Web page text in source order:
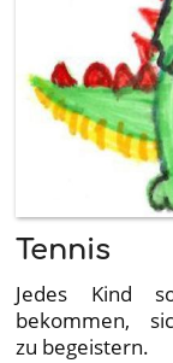
Tennis
Jedes Kind
bekommen,
zu begeistern.